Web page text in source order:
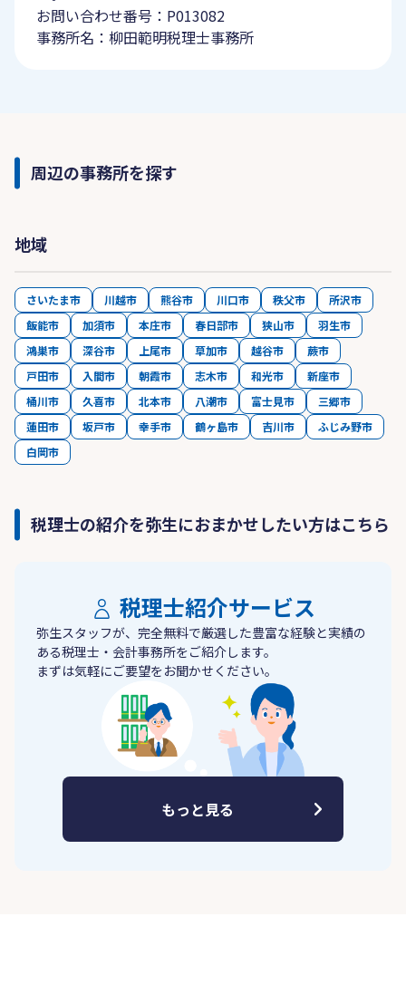
お問い合わせ番号：P013082
事務所名：柳田範明税理士事務所
周辺の事務所を探す
地域
さいたま市 川越市 熊谷市 川口市 秩父市
所沢市
飯能市
加須市 本庄市 春日部市 狭山市
羽生市
鴻巣市
深谷市 上尾市 草加市 越谷市
蕨市
戸田市
入間市 朝霞市 志木市 和光市
新座市
桶川市
久喜市 北本市 八潮市 富士見市
三郷市
蓮田市
坂戸市 幸手市 鶴ヶ島市 吉川市
ふじみ野市
白岡市
税理士の紹介を弥生におまかせしたい方はこちら
税理士紹介サービス
弥生スタッフが、完全無料で厳選した豊富な経験と実績の
ある税理士・会計事務所をご紹介します。
まずは気軽にご要望をお聞かせください。
もっと見る